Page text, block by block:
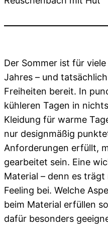
Der Sommer ist für
Jahres – und
Freiheiten bereit. In
kühleren Tagen in
Kleidung für warme
nur designmäßig
Anforderungen erfüllt,
gearbeitet sein. Eine
Material – denn es
Feeling bei. Welche
beim Material erfüllen
dafür besonders